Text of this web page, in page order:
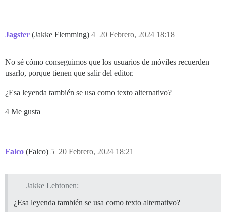
Jagster (Jakke Flemming) 20 Febrero, 2024 18:18
4
No sé cómo conseguimos que los usuarios de móviles recuerden
usarlo, porque tienen que salir del editor.
¿Esa leyenda también se usa como texto alternativo?
4 Me gusta
Falco (Falco) 20 Febrero, 2024 18:21
5
Jakke Lehtonen:
¿Esa leyenda también se usa como texto alternativo?